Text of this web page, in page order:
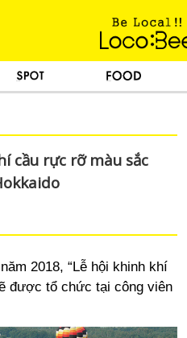
cầu rực rỡ màu sắc
2018, “Lễ hội khinh khí
được tổ chức tại công viên